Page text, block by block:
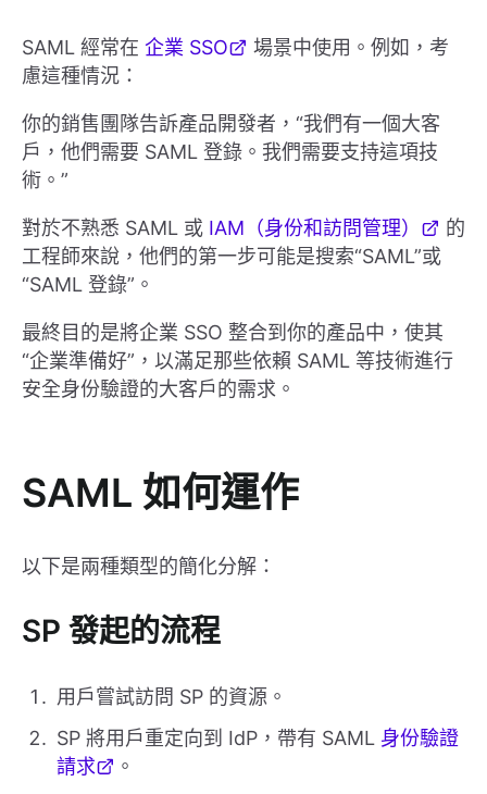
SAML 經常在 企業 SSO
場景中使用。例如，考
慮這種情況：
你的銷售團隊告訴產品開發者，“我們有一個大客
戶，他們需要 SAML 登錄。我們需要支持這項技
術。”
對於不熟悉 SAML 或 IAM（身份和訪問管理）
的
工程師來說，他們的第一步可能是搜索“SAML”或
“SAML 登錄”。
最終目的是將企業 SSO 整合到你的產品中，使其
“企業準備好”，以滿足那些依賴 SAML 等技術進行
安全身份驗證的大客戶的需求。
SAML 如何運作
以下是兩種類型的簡化分解：
SP 發起的流程
用戶嘗試訪問 SP 的資源。
SP 將用戶重定向到 IdP，帶有 SAML 身份驗證
請求
。